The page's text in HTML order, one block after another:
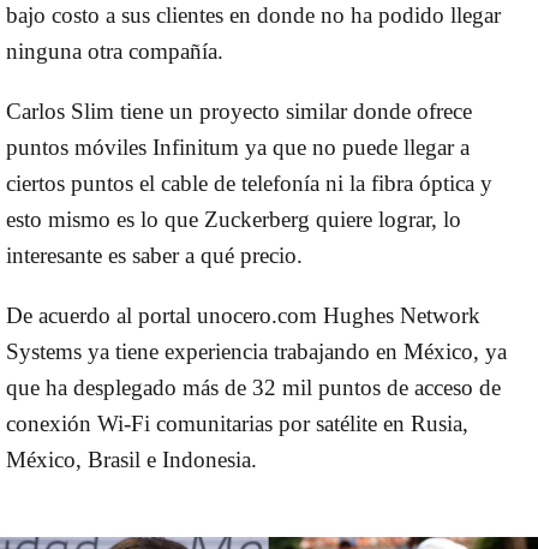
bajo costo a sus clientes en donde no ha podido llegar
ninguna otra compañía.
Carlos Slim tiene un proyecto similar donde ofrece
puntos móviles Infinitum ya que no puede llegar a
ciertos puntos el cable de telefonía ni la fibra óptica y
esto mismo es lo que Zuckerberg quiere lograr, lo
interesante es saber a qué precio.
De acuerdo al portal unocero.com Hughes Network
Systems ya tiene experiencia trabajando en México, ya
que ha desplegado más de 32 mil puntos de acceso de
conexión Wi-Fi comunitarias por satélite en Rusia,
México, Brasil e Indonesia.